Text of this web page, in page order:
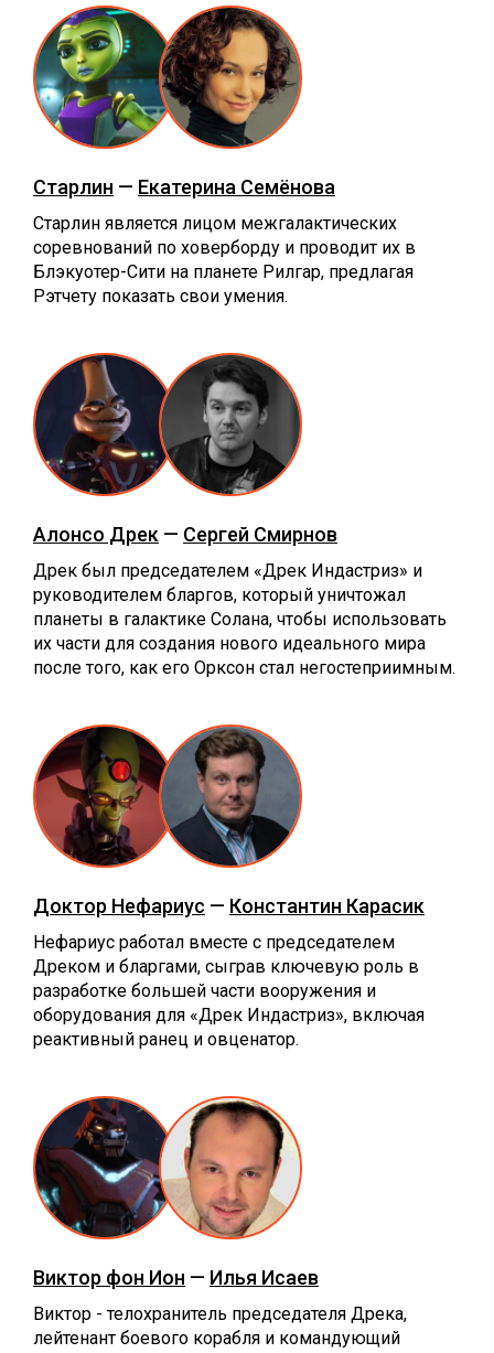
Старлин — Екатерина Семёнова
Старлин является лицом межгалактических
соревнований по ховерборду и проводит их в
Блэкуотер-Сити на планете Рилгар, предлагая
Рэтчету показать свои умения.
Алонсо Дрек — Сергей Смирнов
Дрек был председателем «Дрек Индастриз» и
руководителем бларгов, который уничтожал
планеты в галактике Солана, чтобы использовать
их части для создания нового идеального мира
после того, как его Орксон стал негостеприимным.
Доктор Нефариус — Константин Карасик
Нефариус работал вместе с председателем
Дреком и бларгами, сыграв ключевую роль в
разработке большей части вооружения и
оборудования для «Дрек Индастриз», включая
реактивный ранец и овценатор.
Виктор фон Ион — Илья Исаев
Виктор - телохранитель председателя Дрека,
лейтенант боевого корабля и командующий